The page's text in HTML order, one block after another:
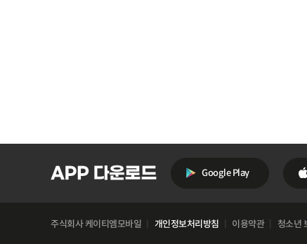
Google Play
주식회사 케이티엠모바일 개인정보처리방침 이용약관 청소년